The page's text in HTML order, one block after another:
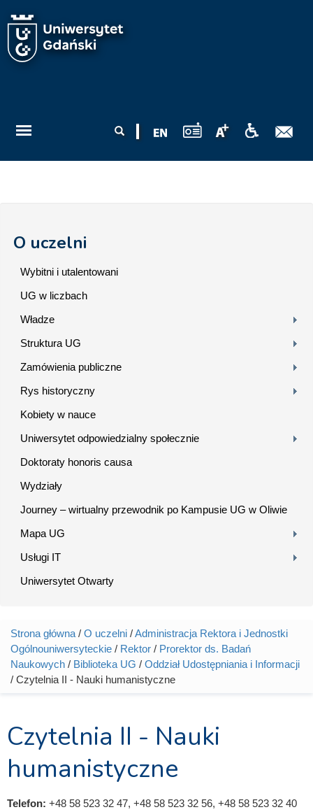
wyszukiwania
O uczelni
Wybitni i utalentowani
UG w liczbach
Władze
Struktura UG
Zamówienia publiczne
Rys historyczny
Kobiety w nauce
Uniwersytet odpowiedzialny społecznie
Doktoraty honoris causa
Wydziały
Journey – wirtualny przewodnik po Kampusie UG w Oliwie
Mapa UG
Usługi IT
Uniwersytet Otwarty
Jesteś tutaj
Strona główna / O uczelni /Administracja Rektora i Jednostki
Ogólnouniwersyteckie / Rektor / Prorektor ds. Badań
Naukowych / Biblioteka UG / Oddział Udostępniania i Informacji
/ Czytelnia II - Nauki humanistyczne
Czytelnia II - Nauki
humanistyczne
Telefon: +48 58 523 32 47, +48 58 523 32 56, +48 58 523 32 40